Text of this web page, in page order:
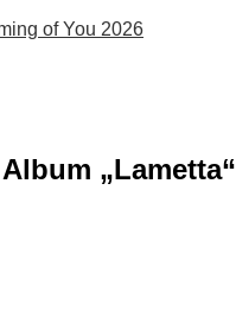
of You 2026
„Lametta“